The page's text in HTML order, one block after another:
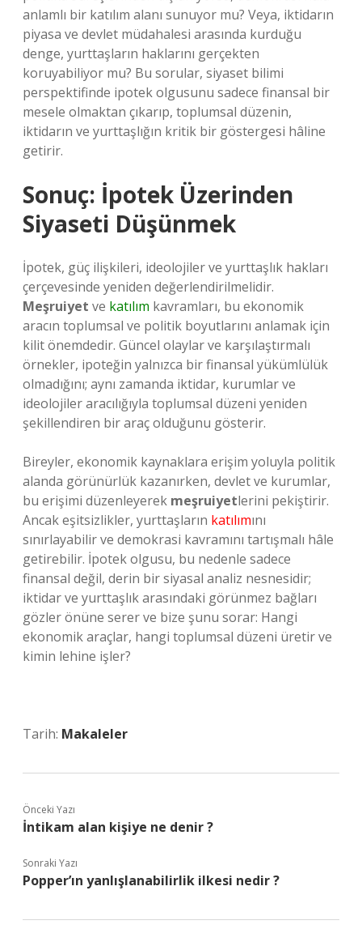
anlamlı bir katılım alanı sunuyor mu? Veya, iktidarın
piyasa ve devlet müdahalesi arasında kurduğu
denge, yurttaşların haklarını gerçekten
koruyabiliyor mu? Bu sorular, siyaset bilimi
perspektifinde ipotek olgusunu sadece finansal bir
mesele olmaktan çıkarıp, toplumsal düzenin,
iktidarın ve yurttaşlığın kritik bir göstergesi hâline
getirir.
Sonuç: İpotek Üzerinden
Siyaseti Düşünmek
İpotek, güç ilişkileri, ideolojiler ve yurttaşlık hakları
çerçevesinde yeniden değerlendirilmelidir.
Meşruiyet ve katılım kavramları, bu ekonomik
aracın toplumsal ve politik boyutlarını anlamak için
kilit önemdedir. Güncel olaylar ve karşılaştırmalı
örnekler, ipoteğin yalnızca bir finansal yükümlülük
olmadığını; aynı zamanda iktidar, kurumlar ve
ideolojiler aracılığıyla toplumsal düzeni yeniden
şekillendiren bir araç olduğunu gösterir.
Bireyler, ekonomik kaynaklara erişim yoluyla politik
alanda görünürlük kazanırken, devlet ve kurumlar,
bu erişimi düzenleyerek meşruiyetlerini pekiştirir.
Ancak eşitsizlikler, yurttaşların katılımını
sınırlayabilir ve demokrasi kavramını tartışmalı hâle
getirebilir. İpotek olgusu, bu nedenle sadece
finansal değil, derin bir siyasal analiz nesnesidir;
iktidar ve yurttaşlık arasındaki görünmez bağları
gözler önüne serer ve bize şunu sorar: Hangi
ekonomik araçlar, hangi toplumsal düzeni üretir ve
kimin lehine işler?
Tarih: Makaleler
Önceki Yazı
İntikam alan kişiye ne denir ?
Sonraki Yazı
Popper’ın yanlışlanabilirlik ilkesi nedir ?